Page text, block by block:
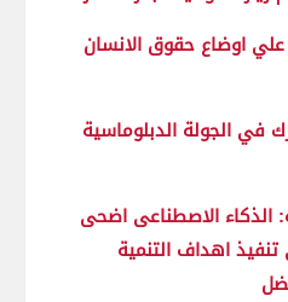
اوضاع حقوق الانسان
في الجولة الدبلوماسية
الذكاء الاصطناعى اضحى
اهداف التنمية